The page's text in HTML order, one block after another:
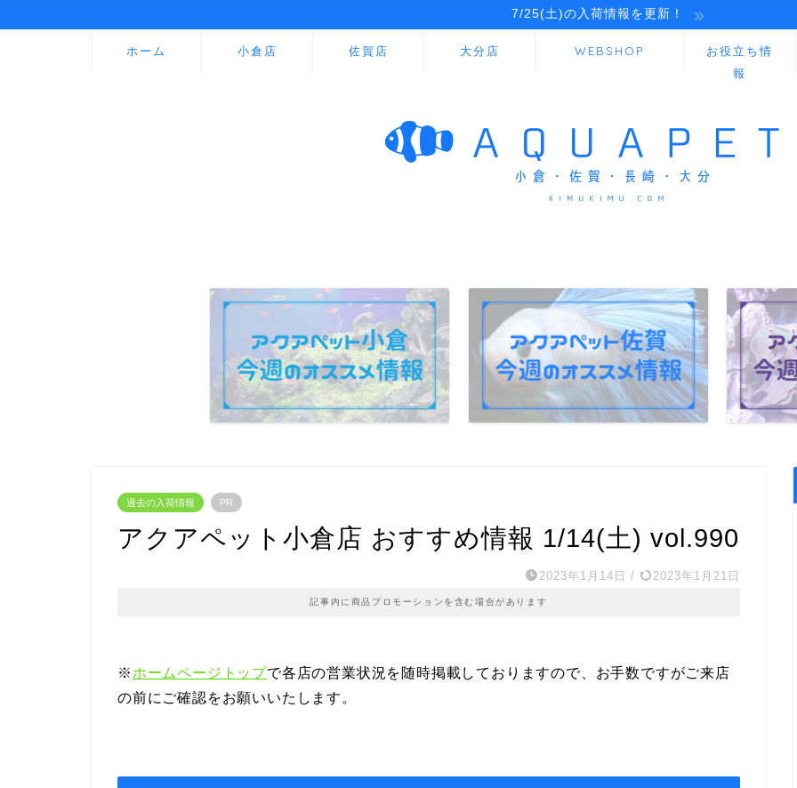
7/25(土)の入荷情報を更新！
ホーム 小倉店 佐賀店 大分店 WEBSHOP
お役立ち情
報
過去の入荷情報 PR
アクアペット小倉店 おすすめ情報 1/14(土) vol.990
2023年1月14日 / 2023年1月21日
記事内に商品プロモーションを含む場合があります
※ ホームページトップで各店の営業状況を随時掲載しておりますので、お手数ですがご来店
の前にご確認をお願いいたします。